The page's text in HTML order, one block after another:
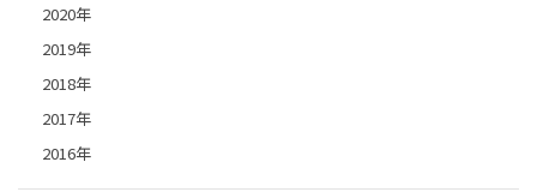
2020年
2019年
2018年
2017年
2016年